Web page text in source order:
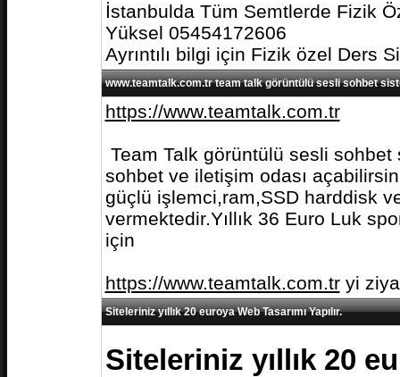
İstanbulda Tüm Semtlerde Fizik
Yüksel 05454172606
Ayrıntılı bilgi için Fizik özel Ders
www.teamtalk.com.tr team talk görüntülü sesli sohbet
https://www.teamtalk.com.tr
Team Talk görüntülü sesli
sohbet ve iletişim odası
güçlü işlemci,ram,SSD harddisk
vermektedir.Yıllık 36 Euro Luk
için
https://www.teamtalk.com.tryi
Siteleriniz yıllık 20 euroya Web Tasarımı Yapılır.
Siteleriniz yıllık 20